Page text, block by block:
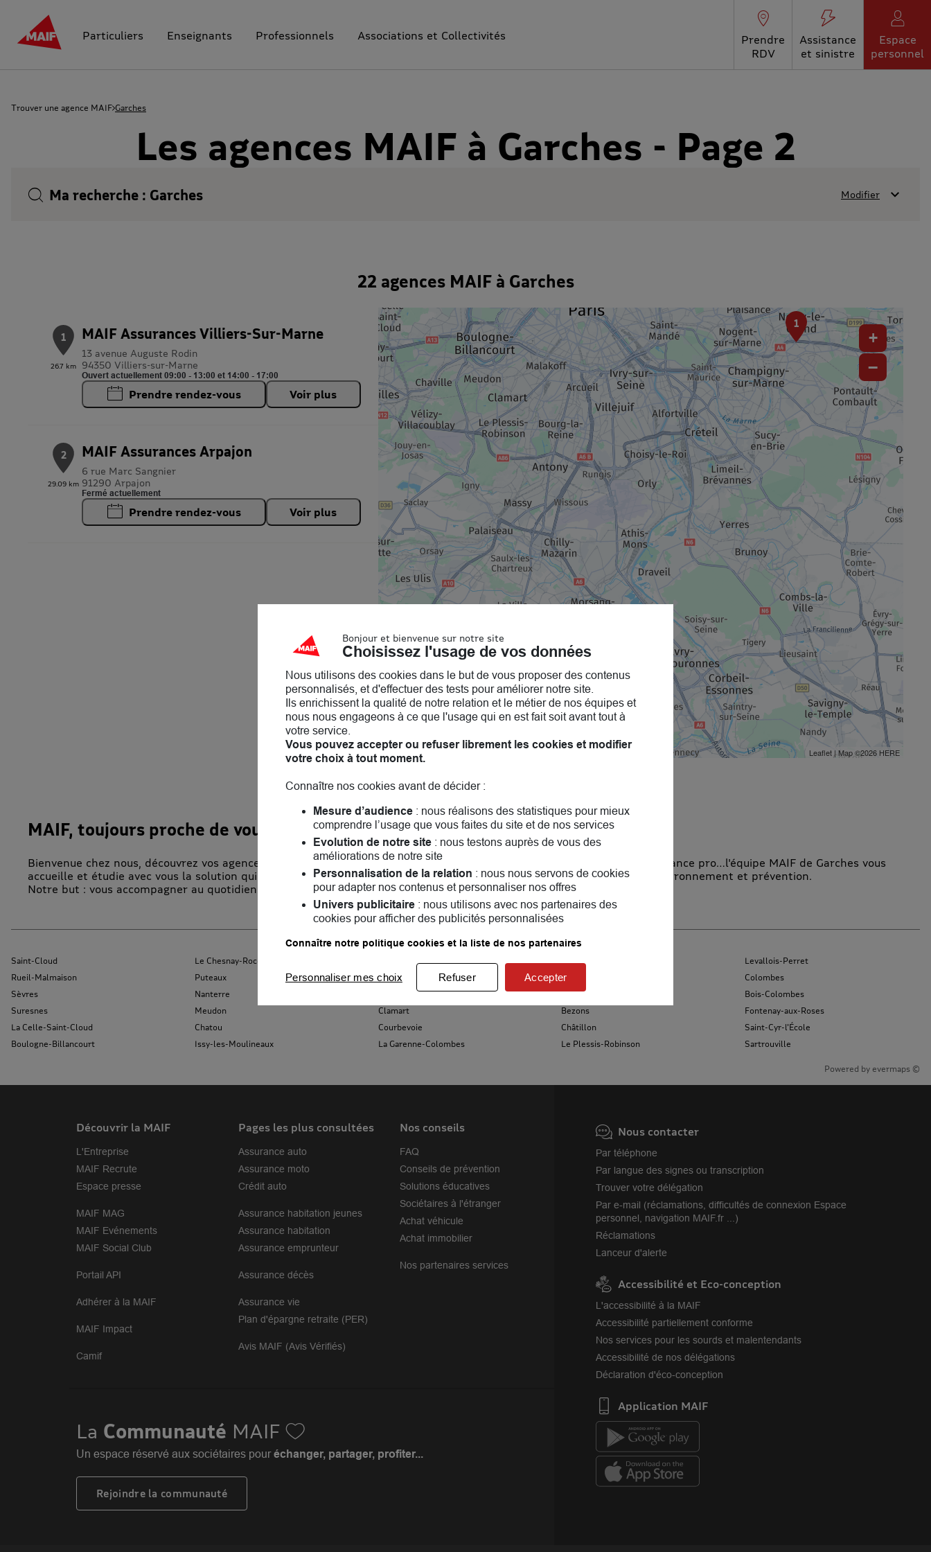
Particuliers Enseignants Professionnels Associations et Collectivités
Prendre
RDV
Assistance
et sinistre
Espace
personnel
Trouver une agence MAIF Garches
Les agences MAIF à Garches - Page 2
Ma recherche : Garches Modifier
22 agences MAIF à Garches
1
26.7 km
MAIF Assurances Villiers-Sur-Marne
13 avenue Auguste Rodin
94350 Villiers-sur-Marne
Ouvert actuellement 09:00 - 13:00 et 14:00 - 17:00
Prendre rendez-vous Voir plus
2
29.09 km
MAIF Assurances Arpajon
6 rue Marc Sangnier
91290 Arpajon
Fermé actuellement
Prendre rendez-vous Voir plus
2
1
+
−
Leaflet| Map ©2026 HERE
MAIF, toujours proche de vous !
Bienvenue chez nous, découvrez vos agences MAIF à Garches! Assurance auto, assurance habitation, assurance vie, assurance pro…l'équipe MAIF de Garches vous
accueille et étudie avec vous la solution qui vous convient le mieux. Ensemble, nous parlerons aussi famille, entraide, environnement et prévention.
Notre but : vous accompagner au quotidien. En attendant vous pouvez consulter lesavis clients
Saint-Cloud
Rueil-Malmaison
Sèvres
Suresnes
La Celle-Saint-Cloud
Boulogne-Billancourt
Le Chesnay-Rocquencourt
Puteaux
Nanterre
Meudon
Chatou
Issy-les-Moulineaux
Vélizy-Villacoublay
Neuilly-sur-Seine
Clamart
Courbevoie
La Garenne-Colombes
Vanves
Malakoff
Houilles
Bezons
Châtillon
Le Plessis-Robinson
Levallois-Perret
Colombes
Bois-Colombes
Fontenay-aux-Roses
Saint-Cyr-l'École
Sartrouville
Powered by evermaps ©
Découvrir la MAIF
L'Entreprise
MAIF Recrute
Espace presse
MAIF MAG
MAIF Evénements
MAIF Social Club
Portail API
Adhérer à la MAIF
MAIF Impact
Camif
Pages les plus consultées
Assurance auto
Assurance moto
Crédit auto
Assurance habitation jeunes
Assurance habitation
Assurance emprunteur
Assurance décès
Assurance vie
Plan d'épargne retraite (PER)
Avis MAIF (Avis Vérifiés)
Nos conseils
FAQ
Conseils de prévention
Solutions éducatives
Sociétaires à l'étranger
Achat véhicule
Achat immobilier
Nos partenaires services
La Communauté MAIF
Un espace réservé aux sociétaires pouréchanger, partager, profiter...
Rejoindre la communauté
Nous contacter
Par téléphone
Par langue des signes ou transcription
Trouver votre délégation
Par e-mail (réclamations, difficultés de connexion Espace
personnel, navigation MAIF.fr ...)
Réclamations
Lanceur d'alerte
Accessibilité et Eco-conception
L'accessibilité à la MAIF
Accessibilité partiellement conforme
Nos services pour les sourds et malentendants
Accessibilité de nos délégations
Déclaration d'éco-conception
Application MAIF
Bonjour et bienvenue sur notre site
Choisissez l'usage de vos données
Nous utilisons des cookies dans le but de vous proposer des contenus
personnalisés, et d'effectuer des tests pour améliorer notre site.
Ils enrichissent la qualité de notre relation et le métier de nos équipes et
nous nous engageons à ce que l'usage qui en est fait soit avant tout à
votre service.
Vous pouvez accepter ou refuser librement les cookies et modifier
votre choix à tout moment.
Connaître nos cookies avant de décider :
Mesure d’audience : nous réalisons des statistiques pour mieux
comprendre l’usage que vous faites du site et de nos services
Evolution de notre site : nous testons auprès de vous des
améliorations de notre site
Personnalisation de la relation : nous nous servons de cookies
pour adapter nos contenus et personnaliser nos offres
Univers publicitaire : nous utilisons avec nos partenaires des
cookies pour afficher des publicités personnalisées
Connaître notre politique cookies et la liste de nos partenaires
Personnaliser mes choix Refuser Accepter